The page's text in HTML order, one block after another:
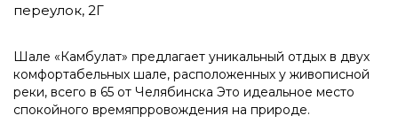
переулок, 2Г
Шале «Камбулат» предлагает уникальный отдых в двух
комфортабельных шале, расположенных у живописной
реки, всего в 65 от Челябинска Это идеальное место
спокойного времяпрровождения на природе.